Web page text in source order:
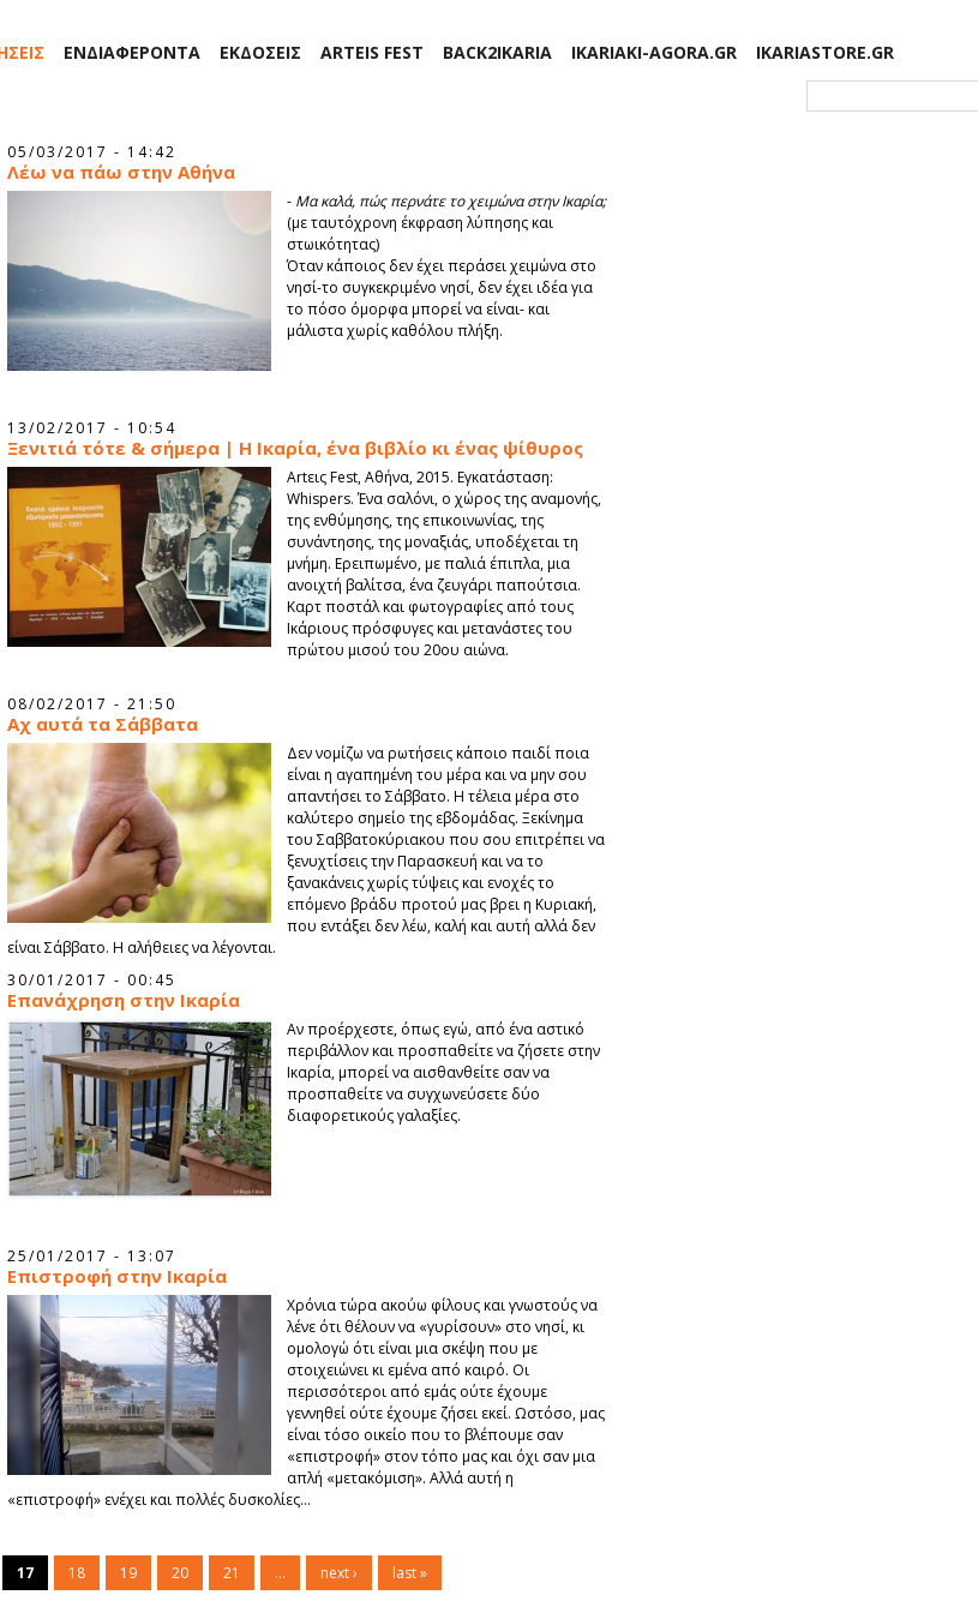
ΕΝΔΙΑΦΕΡΟΝΤΑ ΕΚΔΟΣΕΙΣ ARTEIS FEST BACK2IKARIA IKARIAKI-AGORA.GR
IKARIASTORE.GR
05/03/2017 - 14:42
Λέω να πάω στην Αθήνα
- Μα καλά, πώς περνάτε το χειμώνα στην Ικαρία;
(με ταυτόχρονη έκφραση λύπησης και
στωικότητας)
Όταν κάποιος δεν έχει περάσει χειμώνα στο
νησί-το συγκεκριμένο νησί, δεν έχει ιδέα για
το πόσο όμορφα μπορεί να είναι- και
μάλιστα χωρίς καθόλου πλήξη.
13/02/2017 - 10:54
Ξενιτιά τότε & σήμερα | Η Ικαρία, ένα βιβλίο κι ένας ψίθυρος
Artεις Fest, Αθήνα, 2015. Εγκατάσταση:
Whispers. Ένα σαλόνι, ο χώρος της αναμονής,
της ενθύμησης, της επικοινωνίας, της
συνάντησης, της μοναξιάς, υποδέχεται τη
μνήμη. Ερειπωμένο, με παλιά έπιπλα, μια
ανοιχτή βαλίτσα, ένα ζευγάρι παπούτσια.
Καρτ ποστάλ και φωτογραφίες από τους
Ικάριους πρόσφυγες και μετανάστες του
πρώτου μισού του 20ου αιώνα.
08/02/2017 - 21:50
Αχ αυτά τα Σάββατα
Δεν νομίζω να ρωτήσεις κάποιο παιδί ποια
είναι η αγαπημένη του μέρα και να μην σου
απαντήσει το Σάββατο. Η τέλεια μέρα στο
καλύτερο σημείο της εβδομάδας. Ξεκίνημα
του Σαββατοκύριακου που σου επιτρέπει να
ξενυχτίσεις την Παρασκευή και να το
ξανακάνεις χωρίς τύψεις και ενοχές το
επόμενο βράδυ προτού μας βρει η Κυριακή,
που εντάξει δεν λέω, καλή και αυτή αλλά δεν
είναι Σάββατο. Η αλήθειες να λέγονται.
30/01/2017 - 00:45
Επανάχρηση στην Ικαρία
Αν προέρχεστε, όπως εγώ, από ένα αστικό
περιβάλλον και προσπαθείτε να ζήσετε στην
Ικαρία, μπορεί να αισθανθείτε σαν να
προσπαθείτε να συγχωνεύσετε δύο
διαφορετικούς γαλαξίες.
25/01/2017 - 13:07
Επιστροφή στην Ικαρία
Χρόνια τώρα ακούω φίλους και γνωστούς να
λένε ότι θέλουν να «γυρίσουν» στο νησί, κι
ομολογώ ότι είναι μια σκέψη που με
στοιχειώνει κι εμένα από καιρό. Οι
περισσότεροι από εμάς ούτε έχουμε
γεννηθεί ούτε έχουμε ζήσει εκεί. Ωστόσο, μας
είναι τόσο οικείο που το βλέπουμε σαν
«επιστροφή» στον τόπο μας και όχι σαν μια
απλή «μετακόμιση». Αλλά αυτή η
«επιστροφή» ενέχει και πολλές δυσκολίες...
17 18 19 20 21 … next › last »